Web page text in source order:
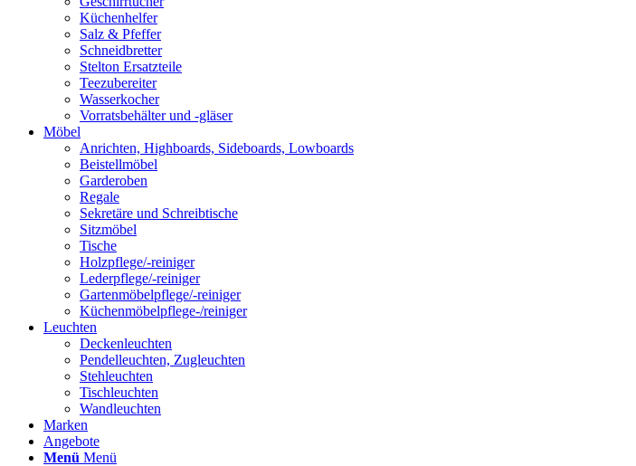
Küchenhelfer
Salz & Pfeffer
Schneidbretter
Stelton Ersatzteile
Teezubereiter
Wasserkocher
Vorratsbehälter und -gläser
Möbel
Anrichten, Highboards, Sideboards, Lowboards
Beistellmöbel
Garderoben
Regale
Sekretäre und Schreibtische
Sitzmöbel
Tische
Holzpflege/-reiniger
Lederpflege/-reiniger
Gartenmöbelpflege/-reiniger
Küchenmöbelpflege-/reiniger
Leuchten
Deckenleuchten
Pendelleuchten, Zugleuchten
Stehleuchten
Tischleuchten
Wandleuchten
Marken
Angebote
Menü Menü